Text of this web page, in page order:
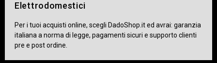
Elettrodomestici
Per i tuoi acquisti online, scegli DadoShop.it ed avrai: garanzia
italiana a norma di legge, pagamenti sicuri e supporto clienti
pre e post ordine.